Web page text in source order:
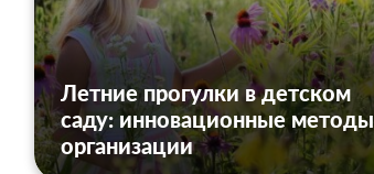
Летние прогулки в детском
саду: инновационные методы
организации